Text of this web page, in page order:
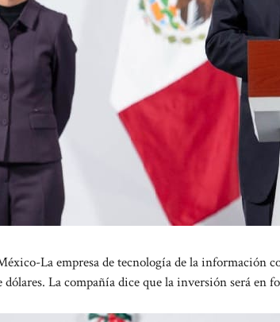
La empresa de tecnología de la información
La compañía dice que la inversión será en